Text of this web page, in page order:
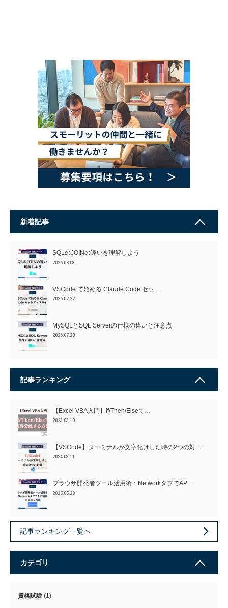
新着記事
SQLのJOINの違いを理解しよう
2026.08.03
VSCode で始める Claude Code セッ…
2026.07.27
MySQLとSQL Serverの仕様の違いと注意点
2026.07.20
記事ランキング
【Excel VBA入門】If/Then/Elseで…
2023.03.10
【VSCode】ターミナルが文字化けした時の2つの対…
2024.03.11
ブラウザ開発者ツール活用術：NetworkタブでAP…
2025.05.28
記事ランキング一覧へ
カテゴリ
資格試験 (1)